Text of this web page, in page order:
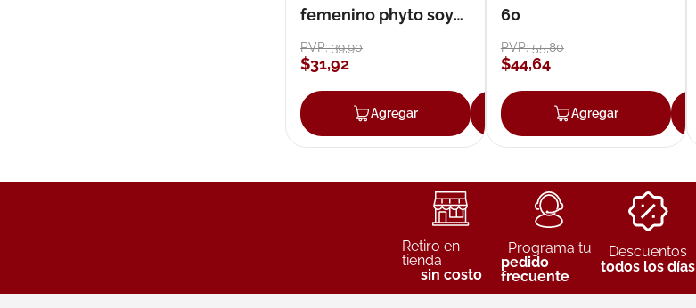
femenino phyto soya
gel vaginal 8
aplicadores
PVP:39,90
$31,92
Agregar Agregar
60
PVP:55,80
$44,64
Agregar
Retiro en
tienda
sin costo
Programa tu
pedido
frecuente
Descuentos
todos los días